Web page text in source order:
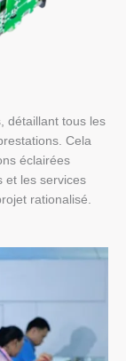
détaillant tous les
Cela
éclairées
et les services
rationalisé.